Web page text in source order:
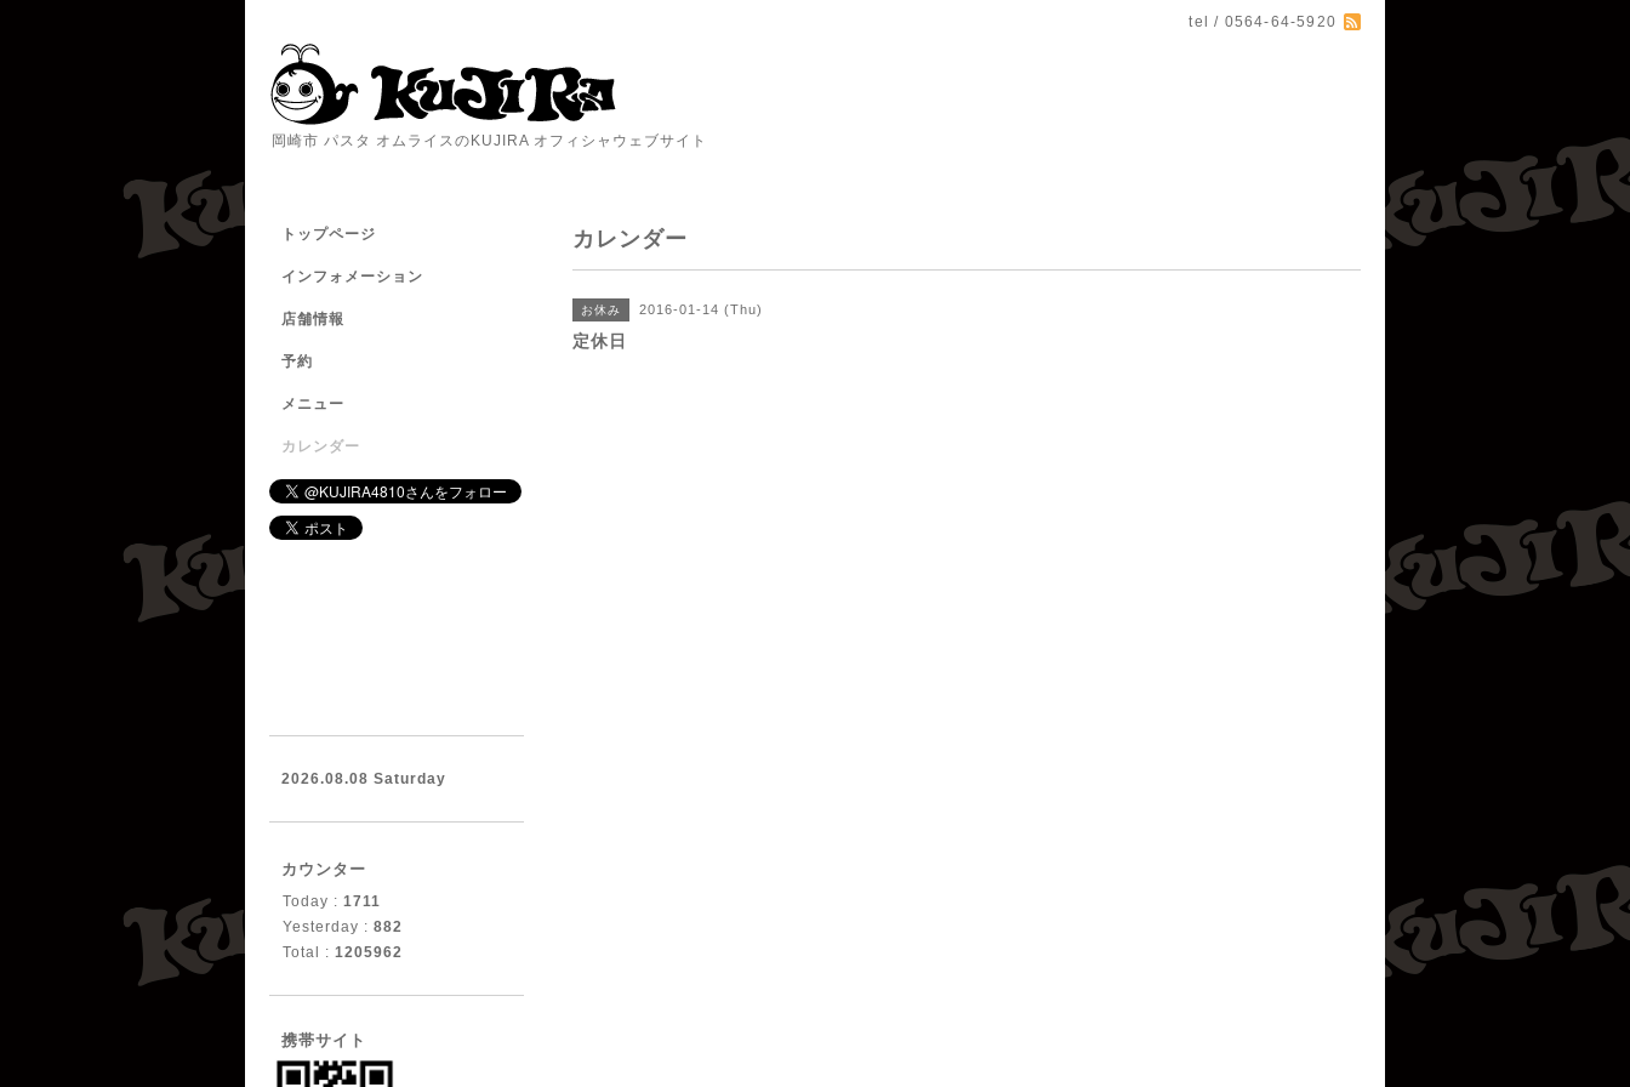
tel / 0564-64-5920
岡崎市 パスタ オムライスのKUJIRA オフィシャウェブサイト
カレンダー
お休み 2016-01-14 (Thu)
定休日
トップページ
インフォメーション
店舗情報
予約
メニュー
カレンダー
2026.08.08 Saturday
カウンター
Today : 1711
Yesterday : 882
Total : 1205962
携帯サイト